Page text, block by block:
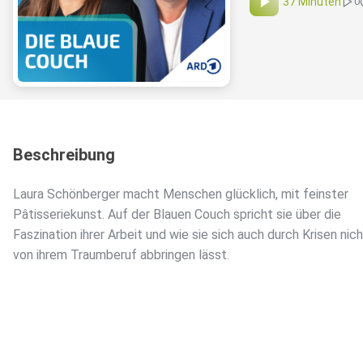
Beschreibung
Laura Schönberger macht Menschen glücklich, mit feinster
Pâtisseriekunst. Auf der Blauen Couch spricht sie über die
Faszination ihrer Arbeit und wie sie sich auch durch Krisen
von ihrem Traumberuf abbringen lässt.